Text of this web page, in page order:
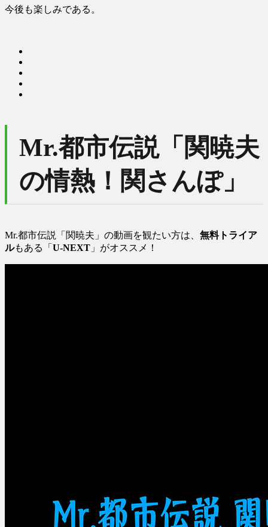
今後も楽しみである。
Mr.都市伝説「関暁夫
の情熱！関さんぽ」
Mr.都市伝説「関暁夫」の動画を観たい方は、 無料トライア
ルもある「 U-NEXT 」がオススメ！